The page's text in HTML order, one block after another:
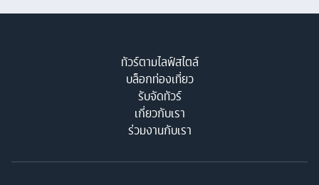
ทัวร์ตามไลฟ์สไตล์
บล็อกท่องเที่ยว
รับจัดทัวร์
เกี่ยวกับเรา
ร่วมงานกับเรา